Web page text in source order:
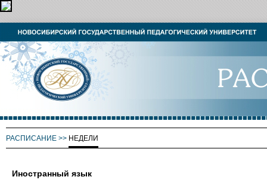
РАСПИСАНИЕ >> НЕДЕЛИ
Иностранный язык